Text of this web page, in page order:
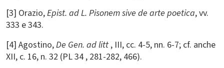
[3] Orazio,Epist. ad L. Pisonem sive de arte poetica, vv.
333 e 343.
[4] Agostino,De Gen. ad litt , III, cc. 4-5, nn. 6-7; cf. anche
XII, c. 16, n. 32 (PL 34 , 281-282, 466).